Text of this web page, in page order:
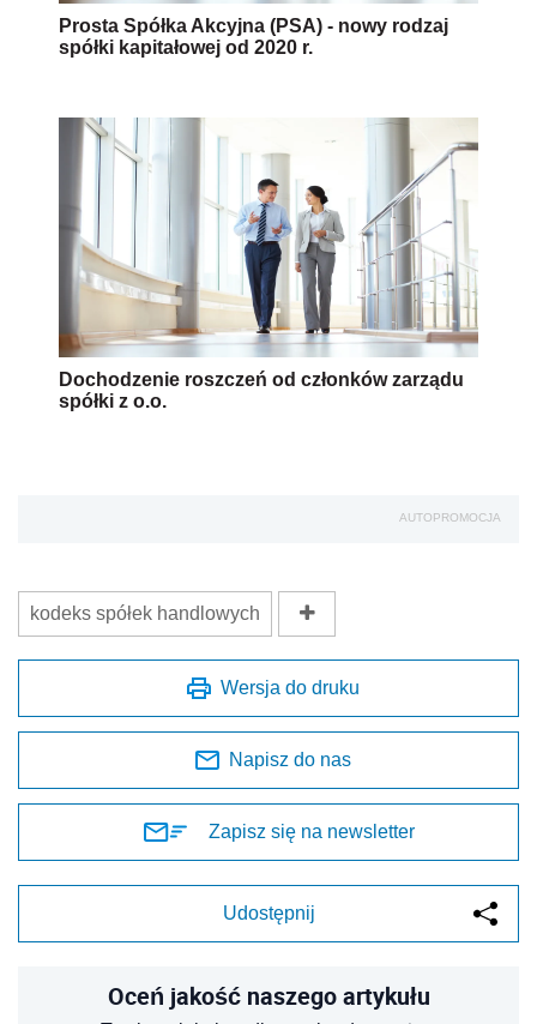
Prosta Spółka Akcyjna (PSA) - nowy rodzaj
spółki kapitałowej od 2020 r.
Dochodzenie roszczeń od członków zarządu
spółki z o.o.
AUTOPROMOCJA
kodeks spółek handlowych
Wersja do druku
Napisz do nas
Zapisz się na newsletter
Udostępnij
Oceń jakość naszego artykułu